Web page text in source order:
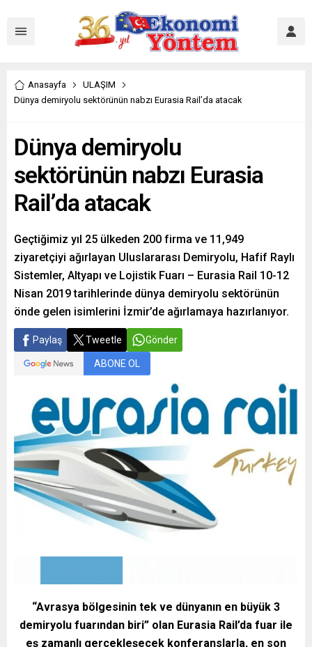
Anasayfa
ULAŞIM
Dünya demiryolu sektörünün nabzı Eurasia Rail’da atacak
Dünya demiryolu
sektörünün nabzı Eurasia
Rail’da atacak
Geçtiğimiz yıl 25 ülkeden 200 firma ve 11,949
ziyaretçiyi ağırlayan Uluslararası Demiryolu, Hafif Raylı
Sistemler, Altyapı ve Lojistik Fuarı – Eurasia Rail 10-12
Nisan 2019 tarihlerinde dünya demiryolu sektörünün
önde gelen isimlerini İzmir’de ağırlamaya hazırlanıyor.
Paylaş Tweetle Gönder
ABONE OL
“Avrasya bölgesinin tek ve dünyanın en büyük 3
demiryolu fuarından biri” olan Eurasia Rail’da fuar ile
eş zamanlı gerçekleşecek konferanslarla, en son